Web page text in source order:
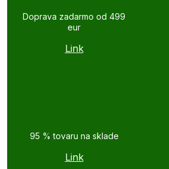
Doprava zadarmo od 499
eur
Link
95 % tovaru na sklade
Link